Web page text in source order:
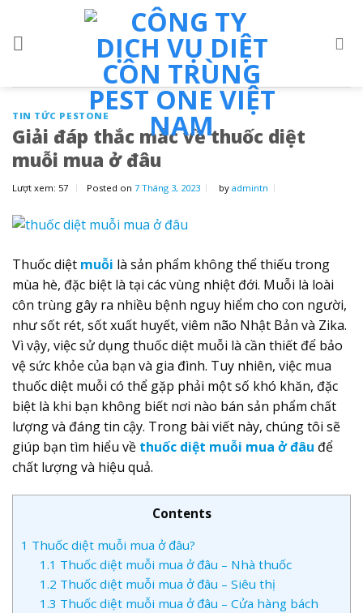
content
TIN TỨC PESTONE
Giải đáp thắc mắc về thuốc diệt
muỗi mua ở đâu
Lượt xem: 57 Posted on 7 Tháng 3, 2023 by admintn
Thuốc diệt muỗi là sản phẩm không thể thiếu trong
mùa hè, đặc biệt là tại các vùng nhiệt đới. Muỗi là loài
côn trùng gây ra nhiều bệnh nguy hiểm cho con người,
như sốt rét, sốt xuất huyết, viêm não Nhật Bản và Zika.
Vì vậy, việc sử dụng thuốc diệt muỗi là cần thiết để bảo
vệ sức khỏe của bạn và gia đình. Tuy nhiên, việc mua
thuốc diệt muỗi có thể gặp phải một số khó khăn, đặc
biệt là khi bạn không biết nơi nào bán sản phẩm chất
lượng và đáng tin cậy. Trong bài viết này, chúng tôi sẽ
giúp bạn tìm hiểu về thuốc diệt muỗi mua ở đâu để
chất lượng và hiệu quả.
Contents
1 Thuốc diệt muỗi mua ở đâu?
1.1 Thuốc diệt muỗi mua ở đâu – Nhà thuốc
1.2 Thuốc diệt muỗi mua ở đâu – Siêu thị
1.3 Thuốc diệt muỗi mua ở đâu – Cửa hàng bách